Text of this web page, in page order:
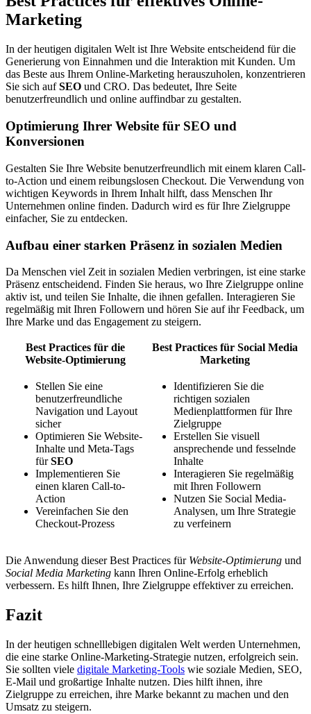
Marketing
In der heutigen digitalen Welt ist Ihre Website entscheidend für die
Generierung von Einnahmen und die Interaktion mit Kunden. Um
das Beste aus Ihrem Online-Marketing herauszuholen, konzentrieren
Sie sich aufSEO und CRO. Das bedeutet, Ihre Seite
benutzerfreundlich und online auffindbar zu gestalten.
Optimierung Ihrer Website für SEO und
Konversionen
Gestalten Sie Ihre Website benutzerfreundlich mit einem klaren Call-
to-Action und einem reibungslosen Checkout. Die Verwendung von
wichtigen Keywords in Ihrem Inhalt hilft, dass Menschen Ihr
Unternehmen online finden. Dadurch wird es für Ihre Zielgruppe
einfacher, Sie zu entdecken.
Aufbau einer starken Präsenz in sozialen Medien
Da Menschen viel Zeit in sozialen Medien verbringen, ist eine starke
Präsenz entscheidend. Finden Sie heraus, wo Ihre Zielgruppe online
aktiv ist, und teilen Sie Inhalte, die ihnen gefallen. Interagieren Sie
regelmäßig mit Ihren Followern und hören Sie auf ihr Feedback, um
Ihre Marke und das Engagement zu steigern.
Best Practices für die
Website-Optimierung
Best Practices für Social Media
Marketing
Stellen Sie eine
benutzerfreundliche
Navigation und Layout
sicher
Optimieren Sie Website-
Inhalte und Meta-Tags
fürSEO
Implementieren Sie
einen klaren Call-to-
Action
Vereinfachen Sie den
Checkout-Prozess
Identifizieren Sie die
richtigen sozialen
Medienplattformen für Ihre
Zielgruppe
Erstellen Sie visuell
ansprechende und fesselnde
Inhalte
Interagieren Sie regelmäßig
mit Ihren Followern
Nutzen Sie Social Media-
Analysen, um Ihre Strategie
zu verfeinern
Die Anwendung dieser Best Practices für Website-Optimierung und
Social Media Marketing kann Ihren Online-Erfolg erheblich
verbessern. Es hilft Ihnen, Ihre Zielgruppe effektiver zu erreichen.
Fazit
In der heutigen schnelllebigen digitalen Welt werden Unternehmen,
die eine starke Online-Marketing-Strategie nutzen, erfolgreich sein.
Sie sollten viele digitale Marketing-Tools wie soziale Medien, SEO,
E-Mail und großartige Inhalte nutzen. Dies hilft ihnen, ihre
Zielgruppe zu erreichen, ihre Marke bekannt zu machen und den
Umsatz zu steigern.